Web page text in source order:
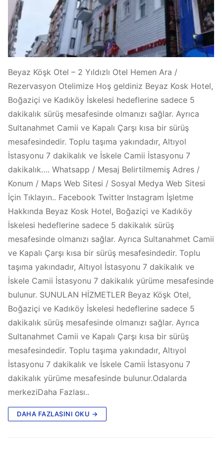
Beyaz Köşk Otel – 2 Yıldızlı Otel Hemen Ara /
Rezervasyon Otelimize Hoş geldiniz Beyaz Kosk Hotel,
Boğaziçi ve Kadıköy İskelesi hedeflerine sadece 5
dakikalık sürüş mesafesinde olmanızı sağlar. Ayrıca
Sultanahmet Camii ve Kapalı Çarşı kısa bir sürüş
mesafesindedir. Toplu taşıma yakındadır, Altıyol
İstasyonu 7 dakikalık ve İskele Camii İstasyonu 7
dakikalık…. Whatsapp / Mesaj Belirtilmemiş Adres /
Konum / Maps Web Sitesi / Sosyal Medya Web Sitesi
İçin Tıklayın.. Facebook Twitter Instagram İşletme
Hakkında Beyaz Kosk Hotel, Boğaziçi ve Kadıköy
İskelesi hedeflerine sadece 5 dakikalık sürüş
mesafesinde olmanızı sağlar. Ayrıca Sultanahmet Camii
ve Kapalı Çarşı kısa bir sürüş mesafesindedir. Toplu
taşıma yakındadır, Altıyol İstasyonu 7 dakikalık ve
İskele Camii İstasyonu 7 dakikalık yürüme mesafesinde
bulunur. SUNULAN HİZMETLER Beyaz Köşk Otel,
Boğaziçi ve Kadıköy İskelesi hedeflerine sadece 5
dakikalık sürüş mesafesinde olmanızı sağlar. Ayrıca
Sultanahmet Camii ve Kapalı Çarşı kısa bir sürüş
mesafesindedir. Toplu taşıma yakındadır, Altıyol
İstasyonu 7 dakikalık ve İskele Camii İstasyonu 7
dakikalık yürüme mesafesinde bulunur.Odalarda
merkeziDaha Fazlası..
DAHA FAZLASINI OKU →